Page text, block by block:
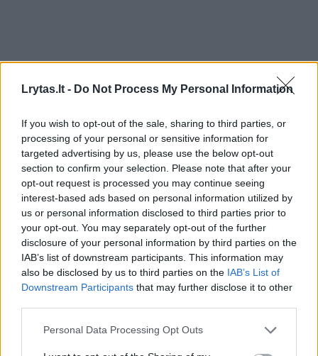
Lrytas.lt - Do Not Process My Personal Information
If you wish to opt-out of the sale, sharing to third parties, or
processing of your personal or sensitive information for
targeted advertising by us, please use the below opt-out
section to confirm your selection. Please note that after your
opt-out request is processed you may continue seeing
interest-based ads based on personal information utilized by
us or personal information disclosed to third parties prior to
your opt-out. You may separately opt-out of the further
disclosure of your personal information by third parties on the
IAB’s list of downstream participants. This information may
also be disclosed by us to third parties on the IAB’s List of
Downstream Participants that may further disclose it to other
Personal Data Processing Opt Outs
Antradienį, rugpjūčio 11 d. daug kur lis, gausiau
ir su perkūnija naktį. Vėjas naktį pietų,
m/s, dieną gūsiai 15–17 m/s. Naktį 15–17°C,